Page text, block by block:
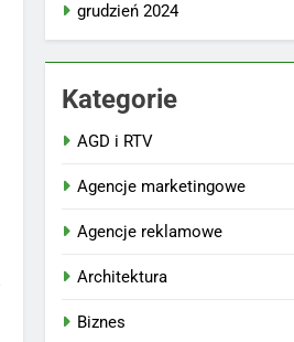
grudzień 2024
Kategorie
AGD i RTV
Agencje marketingowe
Agencje reklamowe
Architektura
Biznes